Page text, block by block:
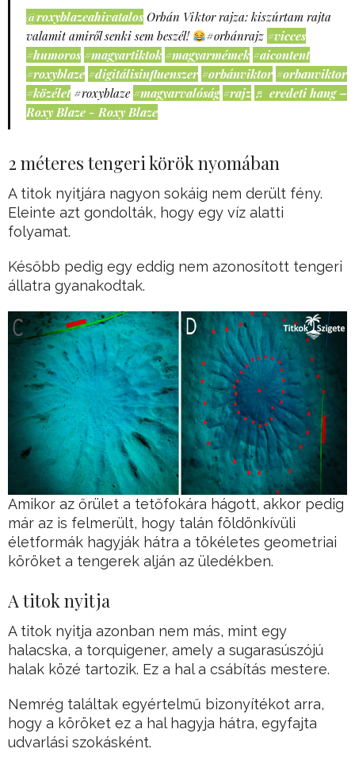
@roxyblazeahivatalos Orbán Viktor rajza: kiszúrtam rajta
valamit amiről senki sem beszél!
#orbánrajz #vicces
#humoros #magyartiktok #magyarmémek #aicontent
#roxyblaze #digitálisinfluenszer #orbánviktor #orbanviktor
#közélet #roxyblaze #magyarvalóság #rajz ♬ eredeti hang –
Roxy Blaze - Roxy Blaze
2 méteres tengeri körök nyomában
A titok nyitjára nagyon sokáig nem derült fény.
Eleinte azt gondolták, hogy egy víz alatti
folyamat.
Később pedig egy eddig nem azonosított tengeri
állatra gyanakodtak.
Amikor az őrület a tetőfokára hágott, akkor pedig
már az is felmerült, hogy talán földönkívüli
életformák hagyják hátra a tökéletes geometriai
köröket a tengerek alján az üledékben.
A titok nyitja
A titok nyitja azonban nem más, mint egy
halacska, a torquigener, amely a sugarasúszójú
halak közé tartozik. Ez a hal a csábítás mestere.
Nemrég találtak egyértelmű bizonyítékot arra,
hogy a köröket ez a hal hagyja hátra, egyfajta
udvarlási szokásként.